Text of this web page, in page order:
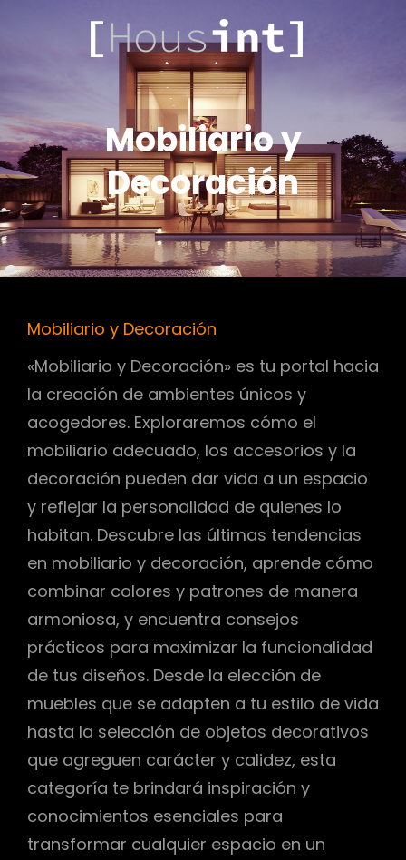
Mobiliario y
Decoración
Mobiliario y Decoración
«Mobiliario y Decoración» es tu portal hacia
la creación de ambientes únicos y
acogedores. Exploraremos cómo el
mobiliario adecuado, los accesorios y la
decoración pueden dar vida a un espacio
y reflejar la personalidad de quienes lo
habitan. Descubre las últimas tendencias
en mobiliario y decoración, aprende cómo
combinar colores y patrones de manera
armoniosa, y encuentra consejos
prácticos para maximizar la funcionalidad
de tus diseños. Desde la elección de
muebles que se adapten a tu estilo de vida
hasta la selección de objetos decorativos
que agreguen carácter y calidez, esta
categoría te brindará inspiración y
conocimientos esenciales para
transformar cualquier espacio en un